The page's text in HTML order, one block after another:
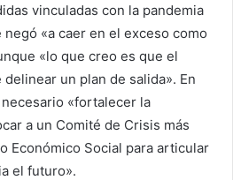
vinculadas con la pandemia
«a caer en el exceso como
«lo que creo es que el
un plan de salida». En
«fortalecer la
a un Comité de Crisis más
Económico Social para articular
el futuro».